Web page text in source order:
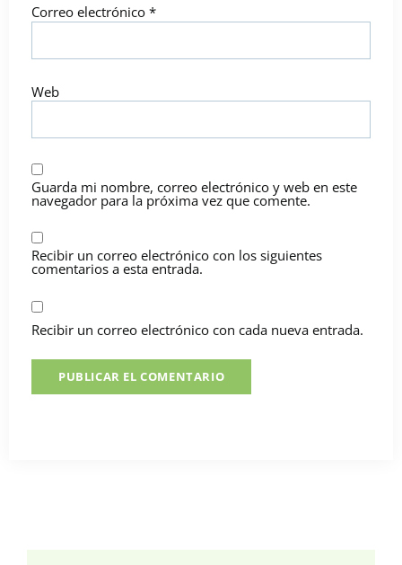
Correo electrónico *
Web
Guarda mi nombre, correo electrónico y web en este
navegador para la próxima vez que comente.
Recibir un correo electrónico con los siguientes
comentarios a esta entrada.
Recibir un correo electrónico con cada nueva entrada.